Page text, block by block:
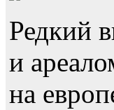
Редкий
и
на